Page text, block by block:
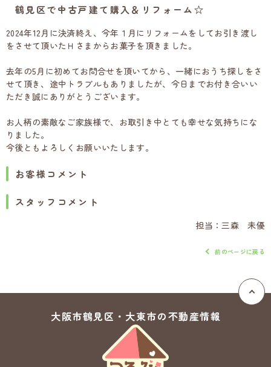
鶴見区で中古戸建て購入＆リフォーム☆
2024年12月に決済終え、今年１月にリフォームをしてお引き渡し
をさせて頂いたＨさまからお菓子を頂きました。
去年の5月に初めてお問合せを頂いてから、一緒におうち探しをさ
せて頂き、途中トラブルもありましたが、今日までお付き合いい
ただき誠にありがとうございます。
お人柄の素敵なご家族様で、お取引き中とても幸せな気持ちにな
りました。
今後ともよろしくお願いいたします。
お客様コメント
スタッフコメント
担当：三森 未優
前のページに戻る
大阪市鶴見区・大東市の不動産情報